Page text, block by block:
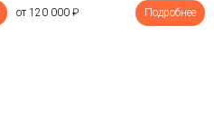
от 120 000 ₽ Подробнее